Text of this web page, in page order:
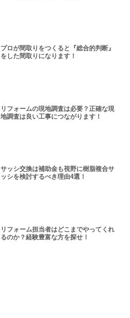
プロが間取りをつくると『総合的判断』
をした間取りになります！
リフォームの現地調査は必要？正確な現
地調査は良い工事につながります！
サッシ交換は補助金も視野に樹脂複合サ
ッシを検討するべき理由4選！
リフォーム担当者はどこまでやってくれ
るのか？経験豊富な方を探せ！